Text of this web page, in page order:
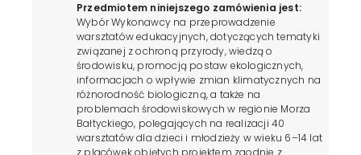
Przedmiotem niniejszego zamówienia jest:
Wybór Wykonawcy na przeprowadzenie
warsztatów edukacyjnych, dotyczących tematyki
związanej z ochroną przyrody, wiedzą o
środowisku, promocją postaw ekologicznych,
informacjach o wpływie zmian klimatycznych na
różnorodność biologiczną, a także na
problemach środowiskowych w regionie Morza
Bałtyckiego, polegających na realizacji 40
warsztatów dla dzieci i młodzieży w wieku 6–14 lat